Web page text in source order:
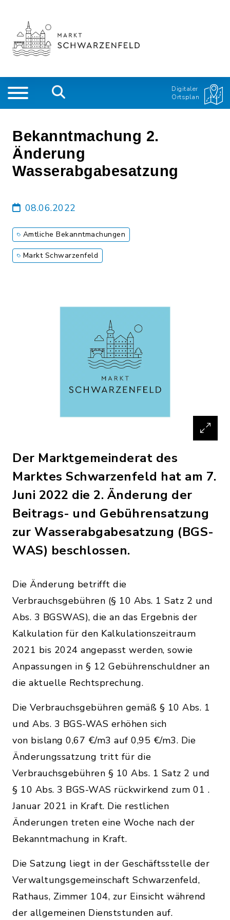
Digitaler
Ortsplan
Bekanntmachung 2.
Änderung
Wasserabgabesatzung
08.06.2022
Amtliche Bekanntmachungen
Markt Schwarzenfeld
Der Marktgemeinderat des
Marktes Schwarzenfeld hat am 7.
Juni 2022 die 2. Änderung der
Beitrags- und Gebührensatzung
zur Wasserabgabesatzung (BGS-
WAS) beschlossen.
Die Änderung betrifft die
Verbrauchsgebühren (§ 10 Abs. 1 Satz 2 und
Abs. 3 BGSWAS), die an das Ergebnis der
Kalkulation für den Kalkulationszeitraum
2021 bis 2024 angepasst werden, sowie
Anpassungen in § 12 Gebührenschuldner an
die aktuelle Rechtsprechung.
Die Verbrauchsgebühren gemäß § 10 Abs. 1
und Abs. 3 BGS-WAS erhöhen sich
von bislang 0,67 €/m3 auf 0,95 €/m3. Die
Änderungssatzung tritt für die
Verbrauchsgebühren § 10 Abs. 1 Satz 2 und
§ 10 Abs. 3 BGS-WAS rückwirkend zum 01 .
Januar 2021 in Kraft. Die restlichen
Änderungen treten eine Woche nach der
Bekanntmachung in Kraft.
Die Satzung liegt in der Geschäftsstelle der
Verwaltungsgemeinschaft Schwarzenfeld,
Rathaus, Zimmer 104, zur Einsicht während
der allgemeinen Dienststunden auf.